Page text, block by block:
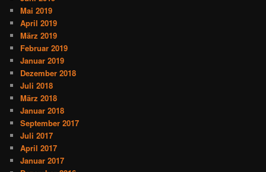
Mai 2019
April 2019
März 2019
Februar 2019
Januar 2019
Dezember 2018
Juli 2018
März 2018
Januar 2018
September 2017
Juli 2017
April 2017
Januar 2017